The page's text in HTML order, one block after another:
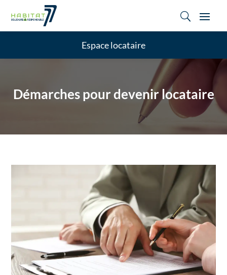
U
Espace locataire
Démarches pour devenir locataire